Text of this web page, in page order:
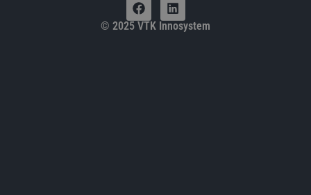
© 2025 VTK Innosystem